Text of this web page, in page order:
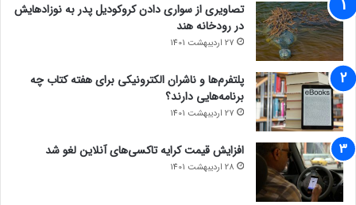
تصاویری از سواری دادن کروکودیل پدر به نوزادهایش
در رودخانه هند
27 اردیبهشت 1401
پلتفرم‌ها و ناشران الکترونیکی برای هفته کتاب چه
برنامه‌هایی دارند؟
27 اردیبهشت 1401
افزایش قیمت کرایه تاکسی‌های آنلاین لغو شد
28 اردیبهشت 1401